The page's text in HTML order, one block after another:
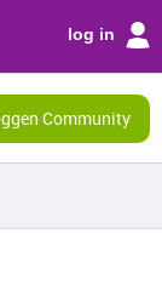
log in
Community